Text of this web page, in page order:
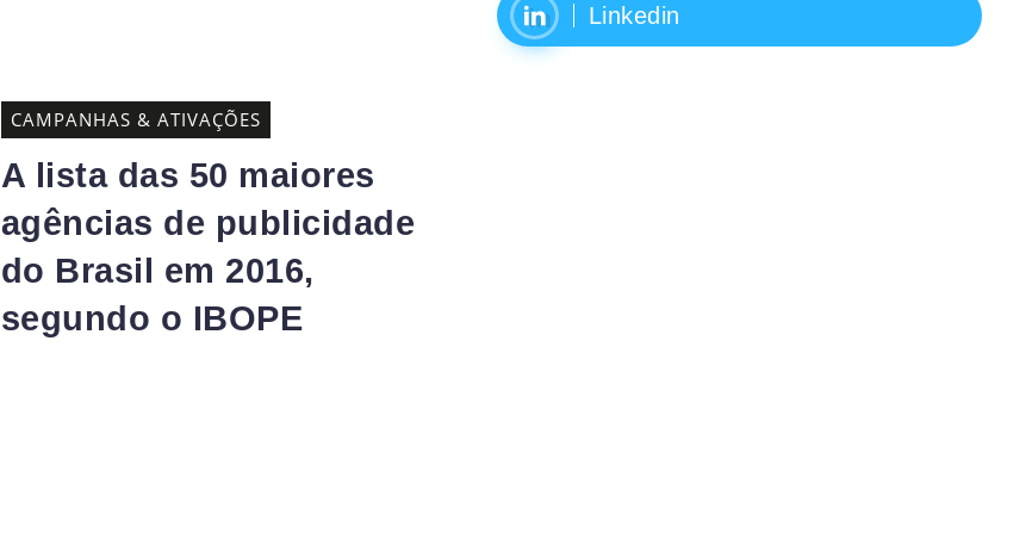
CAMPANHAS & ATIVAÇÕES
A lista das 50 maiores
agências de publicidade
do Brasil em 2016,
segundo o IBOPE
Linkedin